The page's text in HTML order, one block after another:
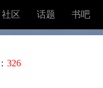
社区 话题 书吧
326